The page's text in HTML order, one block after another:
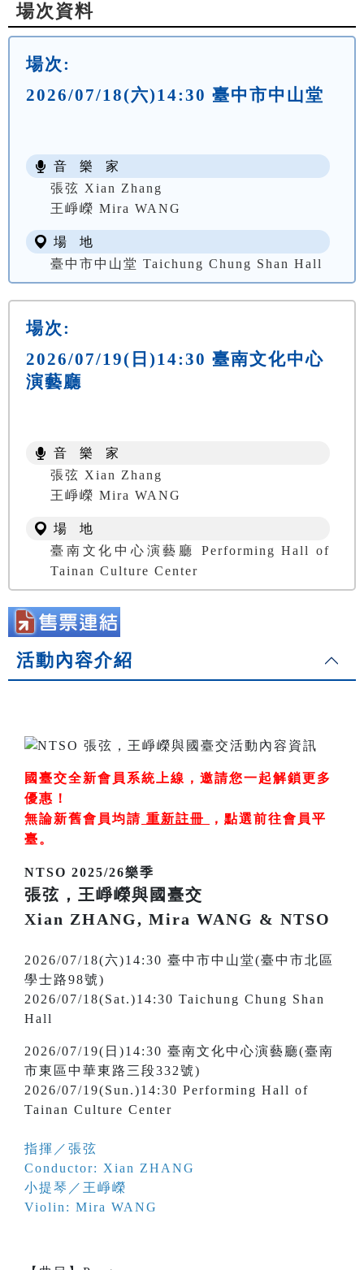
場次資料
場次:
2026/07/18(六)14:30 臺中市中山堂
音 樂 家
張弦 Xian Zhang
王崢嶸 Mira WANG
場 地
臺中市中山堂 Taichung Chung Shan Hall
場次:
2026/07/19(日)14:30 臺南文化中心
演藝廳
音 樂 家
張弦 Xian Zhang
王崢嶸 Mira WANG
場 地
臺南文化中心演藝廳 Performing Hall of
Tainan Culture Center
活動內容介紹
國臺交全新會員系統上線，邀請您一起解鎖更多
優惠！
無論新舊會員均請 重新註冊 ， 點選前往會員平
臺。
NTSO 2025/26樂季
張弦，王崢嶸與國臺交
Xian ZHANG, Mira WANG & NTSO
2026/07/18(六)14:30 臺中市中山堂(臺中市北區
學士路98號)
2026/07/18(Sat.)14:30 Taichung Chung Shan
Hall
2026/07/19(日)14:30 臺南文化中心演藝廳(臺南
市東區中華東路三段332號)
2026/07/19(Sun.)14:30 Performing Hall of
Tainan Culture Center
指揮／張弦
Conductor: Xian ZHANG
小提琴／王崢嶸
Violin: Mira WANG